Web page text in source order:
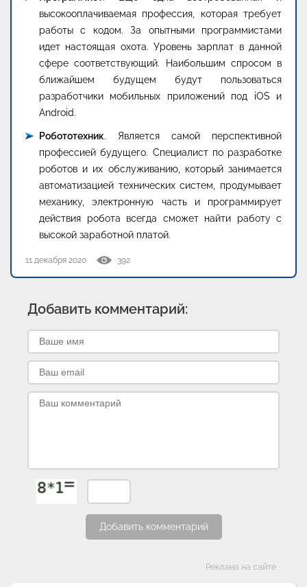
высокооплачиваемая профессия, которая требует
работы с кодом. За опытными программистами
идет настоящая охота. Уровень зарплат в данной
сфере соответствующий. Наибольшим спросом в
ближайшем будущем будут пользоваться
разработчики мобильных приложений под iOS и
Android.
Робототехник. Является самой перспективной
профессией будущего. Специалист по разработке
роботов и их обслуживанию, который занимается
автоматизацией технических систем, продумывает
механику, электронную часть и программирует
действия робота всегда сможет найти работу с
высокой заработной платой.
11 декабря 2020 392
Добавить комментарий:
Добавить комментарий
Реклама на сайте